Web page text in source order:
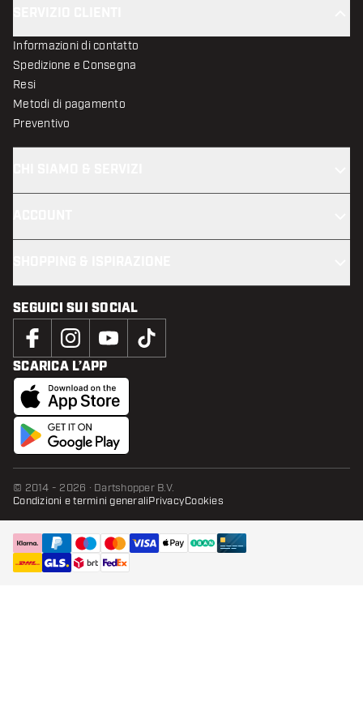
Informazioni di contatto
Spedizione e Consegna
Resi
Metodi di pagamento
Preventivo
SEGUICI SUI SOCIAL
SCARICA L’APP
© 2014 - 2026 · Dartshopper B.V.
Condizioni e termini generaliPrivacyCookies